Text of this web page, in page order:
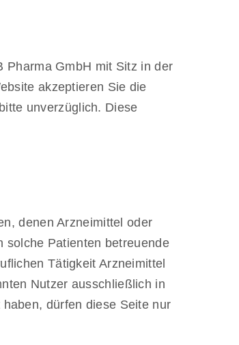
Pharma GmbH mit Sitz in der
akzeptieren Sie die
unverzüglich. Diese
denen Arzneimittel oder
solche Patienten betreuende
Tätigkeit Arzneimittel
Nutzer ausschließlich in
dürfen diese Seite nur